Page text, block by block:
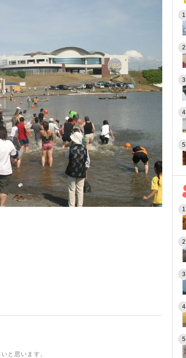
と思います。